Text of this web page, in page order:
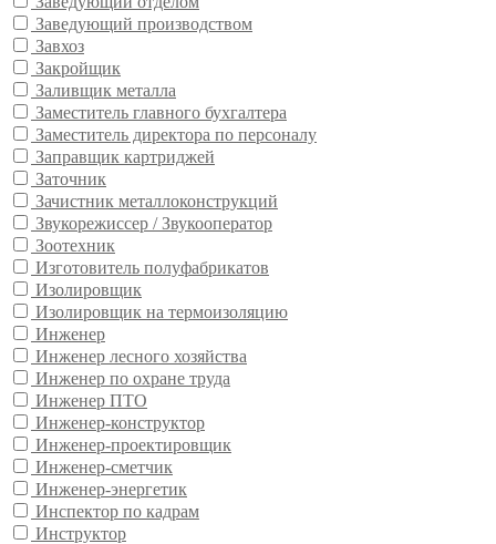
Заведующий производством
Завхоз
Закройщик
Заливщик металла
Заместитель главного бухгалтера
Заместитель директора по персоналу
Заправщик картриджей
Заточник
Зачистник металлоконструкций
Звукорежиссер / Звукооператор
Зоотехник
Изготовитель полуфабрикатов
Изолировщик
Изолировщик на термоизоляцию
Инженер
Инженер лесного хозяйства
Инженер по охране труда
Инженер ПТО
Инженер-конструктор
Инженер-проектировщик
Инженер-сметчик
Инженер-энергетик
Инспектор по кадрам
Инструктор